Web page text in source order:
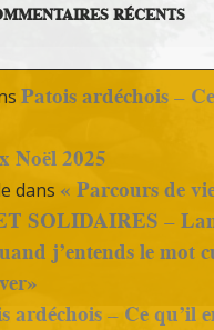
RÉCENTS
Patois ardéchois –
Noël 2025
dans « Parcours de
SOLIDAIRES –
j’entends le mot
ardéchois – Ce qu’il